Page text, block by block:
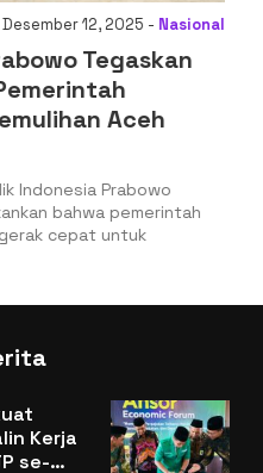
Desember 12, 2025 - Nasional
Tegaskan
Aceh
Indonesia Prabowo
bahwa pemerintah
cepat untuk
Kerja
se-